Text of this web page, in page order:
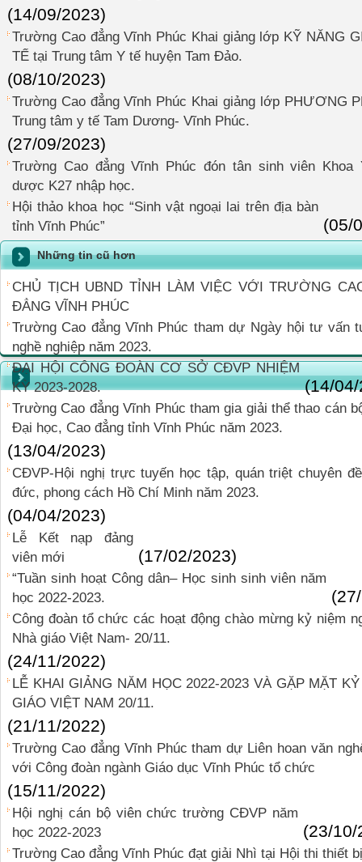
(14/09/2023)
Trường Cao đẳng Vĩnh Phúc Khai giảng lớp KỸ NĂNG
TẾ tại Trung tâm Y tế huyện Tam Đảo.
(08/10/2023)
Trường Cao đẳng Vĩnh Phúc Khai giảng lớp PHƯƠNG
Trung tâm y tế Tam Dương- Vĩnh Phúc.
(27/09/2023)
Trường Cao đẳng Vĩnh Phúc đón tân sinh viên Khoa
dược K27 nhập học.
Hội thảo khoa học “Sinh vật ngoại lai trên địa bàn
tỉnh Vĩnh Phúc”
(05/
Những tin cũ hơn
CHỦ TỊCH UBND TỈNH LÀM VIỆC VỚI TRƯỜNG
ĐẲNG VĨNH PHÚC
Trường Cao đẳng Vĩnh Phúc tham dự Ngày hội tư vấn
nghề nghiệp năm 2023.
ĐẠI HỘI CÔNG ĐOÀN CƠ SỞ CĐVP NHIỆM
KỲ 2023-2028.
(14/
Trường Cao đẳng Vĩnh Phúc tham gia giải thể thao cán
Đại học, Cao đẳng tỉnh Vĩnh Phúc năm 2023.
(13/04/2023)
CĐVP-Hội nghị trực tuyến học tập, quán triệt chuyên
đức, phong cách Hồ Chí Minh năm 2023.
(04/04/2023)
Lễ Kết nạp đảng
viên mới
(17/02/2023)
“Tuần sinh hoạt Công dân– Học sinh sinh viên năm
học 2022-2023.
Công đoàn tổ chức các hoạt động chào mừng kỷ niệm
Nhà giáo Việt Nam- 20/11.
(24/11/2022)
LỄ KHAI GIẢNG NĂM HỌC 2022-2023 VÀ GẶP MẶT
GIÁO VIỆT NAM 20/11.
(21/11/2022)
Trường Cao đẳng Vĩnh Phúc tham dự Liên hoan văn
với Công đoàn ngành Giáo dục Vĩnh Phúc tổ chức
(15/11/2022)
Hội nghị cán bộ viên chức trường CĐVP năm
học 2022-2023
(23/10/
Trường Cao đẳng Vĩnh Phúc đạt giải Nhì tại Hội thi thiết